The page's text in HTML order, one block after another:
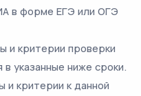
в форме ЕГЭ или ОГЭ
и критерии проверки
указанные ниже сроки.
и критерии к данной